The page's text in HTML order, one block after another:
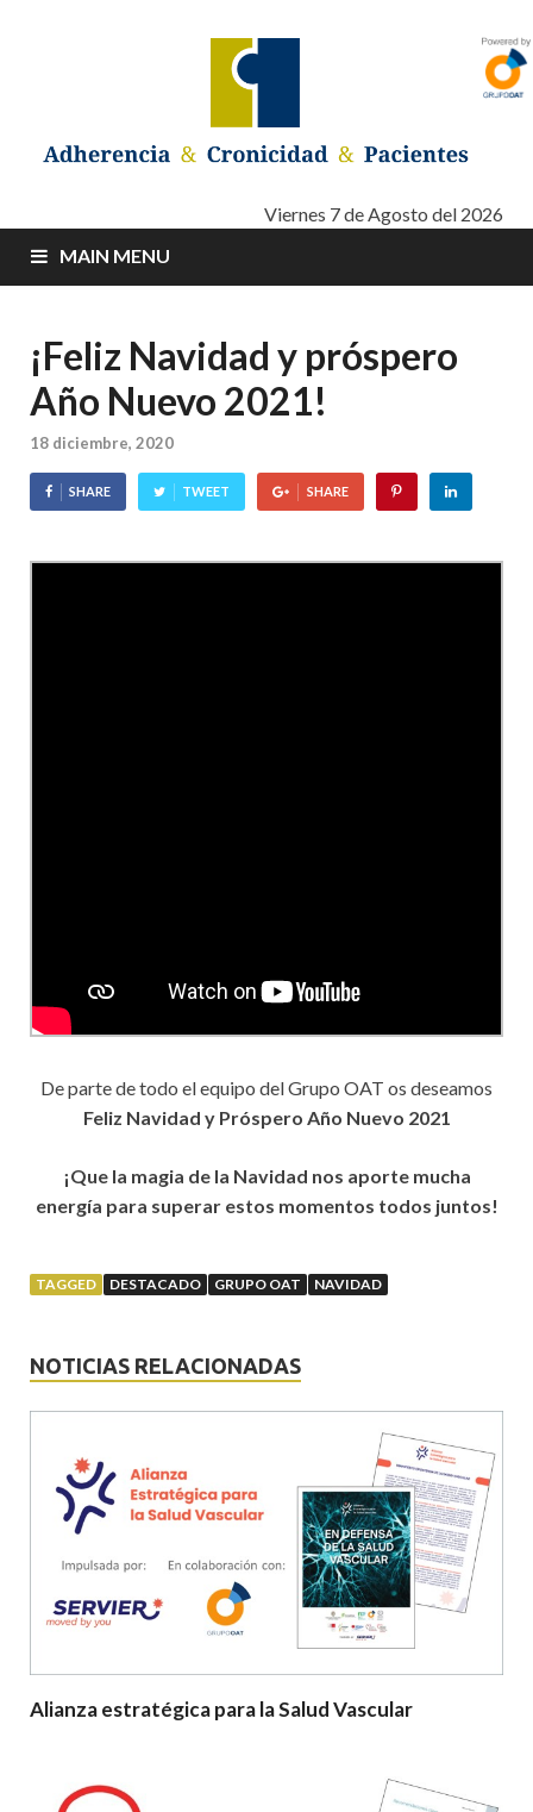
Adherencia –
Cronicidad –
Pacientes
Adherencia – Cronicidad – PacientesViernes 7 de Agosto del 2026
MAIN MENU
¡Feliz Navidad y próspero
Año Nuevo 2021!
18 diciembre, 2020
SHARE TWEET SHARE
De parte de todo el equipo del Grupo OAT os deseamos
Feliz Navidad y Próspero Año Nuevo 2021
¡Que la magia de la Navidad nos aporte mucha
energía para superar estos momentos todos juntos!
TAGGED DESTACADO GRUPO OAT NAVIDAD
NOTICIAS RELACIONADAS
Alianza estratégica para la Salud Vascular